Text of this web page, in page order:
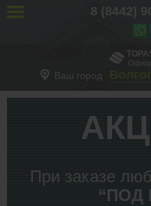
Ваш город
При заказе
“ПОД
8 (8442)